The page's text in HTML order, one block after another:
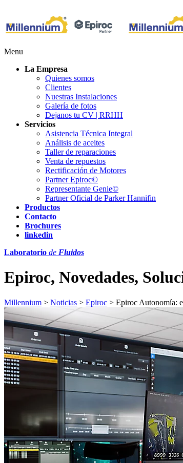
Menu
La Empresa
Quienes somos
Clientes
Nuestras Instalaciones
Galería de fotos
Dejanos tu CV | RRHH
Servicios
Asistencia Técnica Integral
Análisis de aceites
Taller de reparaciones
Venta de repuestos
Rectificación de Motores
Partner Epiroc©
Representante Genie©
Partner Oficial de Parker Hannifin
Productos
Contacto
Brochures
linkedin
Laboratorio de Fluidos
Epiroc, Novedades,
Millennium > Noticias > Epiroc > Epiroc Autonomía: